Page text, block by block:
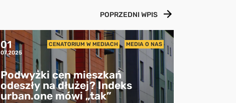
POPRZEDNI WPIS
01
07.2025
CENATORIUM W MEDIACH MEDIA O NAS
Podwyżki cen mieszkań
odeszły na dłużej? Indeks
urban.one mówi „tak”